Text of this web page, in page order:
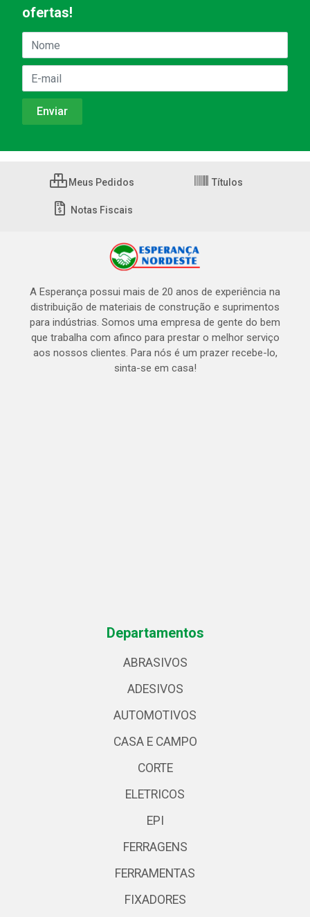
ofertas!
Meus Pedidos Títulos
Notas Fiscais
A Esperança possui mais de 20 anos de experiência na
distribuição de materiais de construção e suprimentos
para indústrias. Somos uma empresa de gente do bem
que trabalha com afinco para prestar o melhor serviço
aos nossos clientes. Para nós é um prazer recebe-lo,
sinta-se em casa!
Departamentos
ABRASIVOS
ADESIVOS
AUTOMOTIVOS
CASA E CAMPO
CORTE
ELETRICOS
EPI
FERRAGENS
FERRAMENTAS
FIXADORES